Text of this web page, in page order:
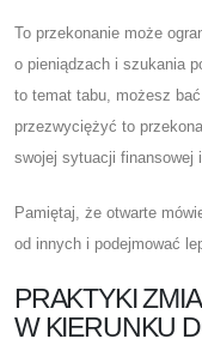
To przekonanie może
o pieniądzach i szukania
to temat tabu, możesz
przezwyciężyć to
swojej sytuacji finansowej
Pamiętaj, że otwarte
od innych i podejmować
PRAKTYKI
W KIERUNKU